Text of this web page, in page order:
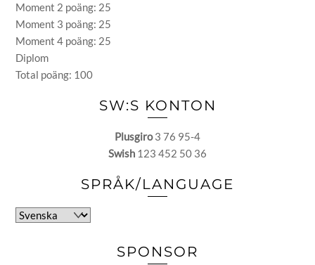
Moment 2 poäng: 25
Moment 3 poäng: 25
Moment 4 poäng: 25
Diplom
Total poäng: 100
SW:S KONTON
Plusgiro3 76 95-4
Swish 123 452 50 36
SPRÅK/LANGUAGE
Välj
SPONSOR